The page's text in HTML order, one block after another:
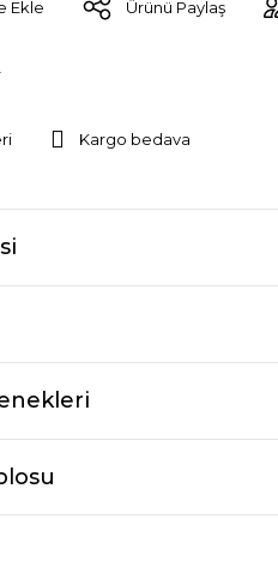
Ürünü Paylaş
Kargo bedava